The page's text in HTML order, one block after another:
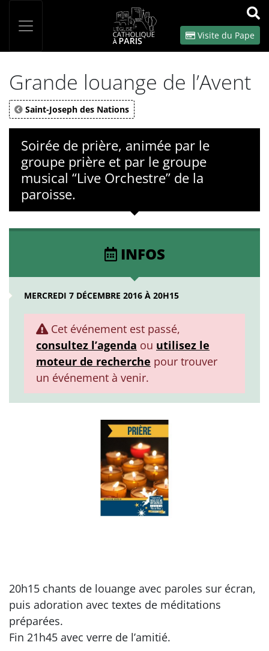
OK
Visite du Pape
Grande louange de l’Avent
Saint-Joseph des Nations
Soirée de prière, animée par le
groupe prière et par le groupe
musical “Live Orchestre” de la
paroisse.
INFOS
MERCREDI 7 DÉCEMBRE 2016 À 20H15
Cet événement est passé,
consultez l’agenda ou utilisez le
moteur de recherche pour trouver
un événement à venir.
20h15 chants de louange avec paroles sur écran,
puis adoration avec textes de méditations
préparées.
Fin 21h45 avec verre de l’amitié.
Panneau de gestion des cookies